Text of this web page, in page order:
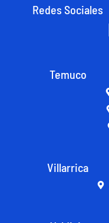
Redes Sociales
Temuco
Villarrica